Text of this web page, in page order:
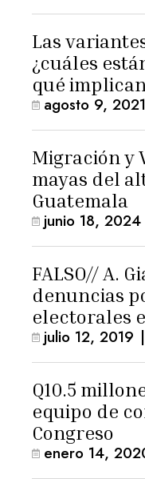
Las
¿cuáles
qué
agosto 9, 2021
Migración y
mayas del
Guatemala
junio 18, 2024
FALSO// A.
denuncias
electorales
elecciones”
julio 12, 2019 |
Q10.5
equipo de
Congreso
enero 14,